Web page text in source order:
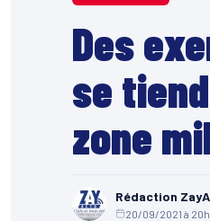
Des
se
zone
Rédaction
20/09/2021 à